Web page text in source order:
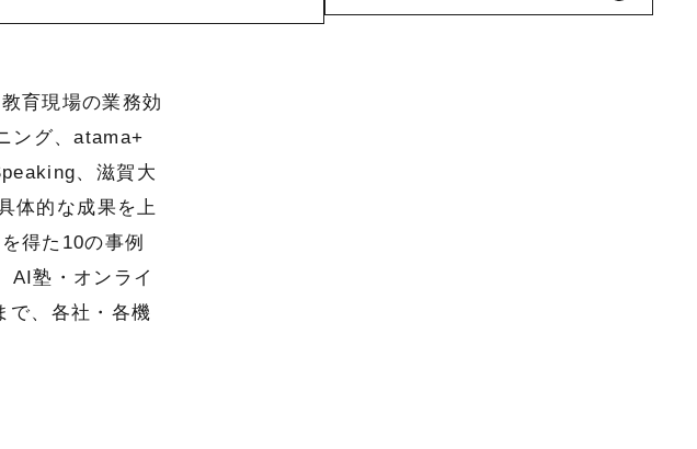
育現場の業務効
ング、atama+
、滋賀大
体的な成果を上
得た10の事例
AI塾・オンライ
で、各社・各機